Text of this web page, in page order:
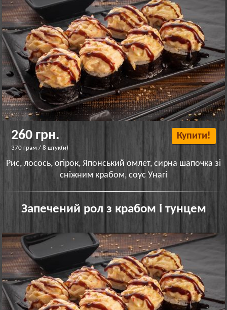
260 грн.
370 грам / 8 штук(и)
Купити!
Рис, лосось, огірок, Японський омлет, сирна шапочка зі
сніжним крабом, соус Унагі
Запечений рол з крабом і тунцем